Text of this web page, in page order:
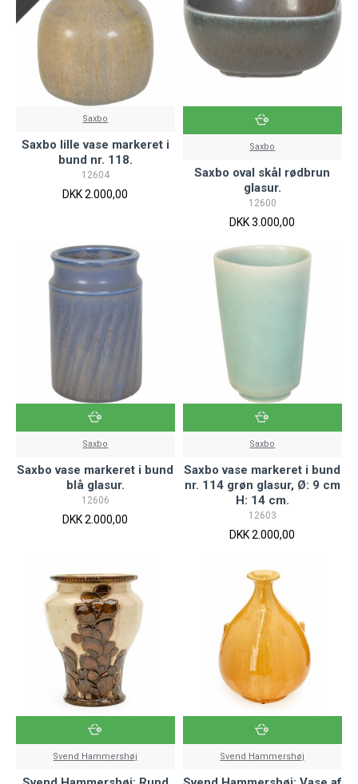
Saxbo
Saxbo lille vase markeret i
bund nr. 118.
12604
DKK 2.000,00
Saxbo
Saxbo oval skål rødbrun
glasur.
12600
DKK 3.000,00
Saxbo
Saxbo vase markeret i bund
blå glasur.
12606
DKK 2.000,00
Saxbo
Saxbo vase markeret i bund
nr. 114 grøn glasur, Ø: 9 cm
H: 14 cm.
12603
DKK 2.000,00
Svend Hammershøj Svend Hammershøj